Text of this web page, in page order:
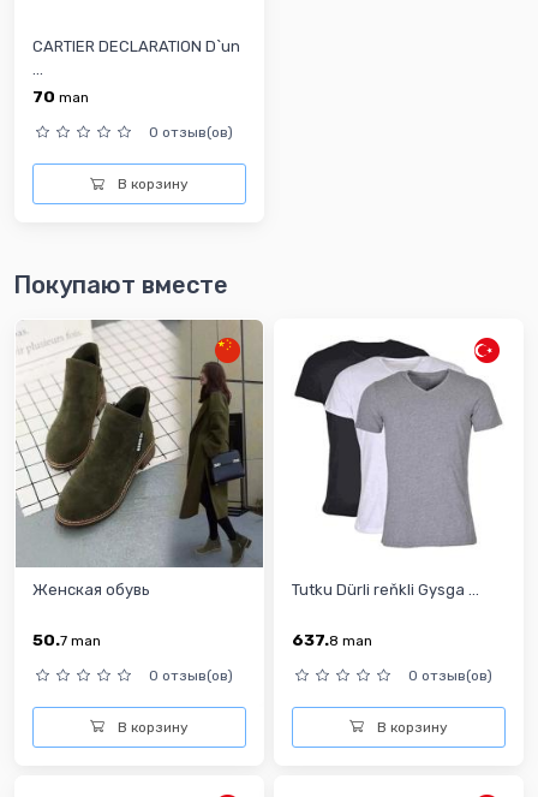
CARTIER DECLARATION D`un
...
70 man
0 отзыв(ов)
В корзину
Покупают вместе
Женская обувь
50.7 man
0 отзыв(ов)
В корзину
Tutku Dürli reňkli Gysga ...
637.8 man
0 отзыв(ов)
В корзину